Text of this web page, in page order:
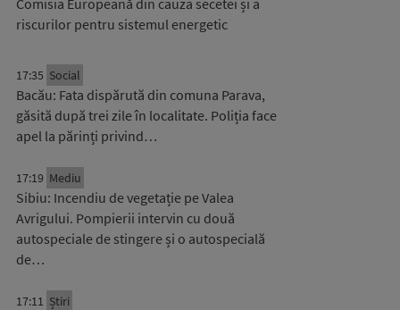
Comisia Europeană din cauza secetei și a
riscurilor pentru sistemul energetic
17:35 Social
Bacău: Fata dispărută din comuna Parava,
găsită după trei zile în localitate. Poliția face
apel la părinți privind…
17:19 Mediu
Sibiu: Incendiu de vegetație pe Valea
Avrigului. Pompierii intervin cu două
autospeciale de stingere și o autospecială
de…
17:11 Știri